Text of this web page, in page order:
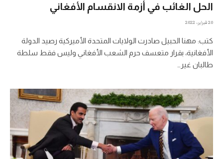
الحل الغائب في أزمة الانقسام الأفغاني
20 فبراير، 2022
كتب: مهنا الحبيل صادرت الولايات المتحدة الأميركية رصيد الدولة
الأفغانية، بقرار متعسف حرم الشعب الأفغاني وليس فقط سلطة
طالبان غير…